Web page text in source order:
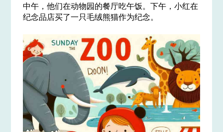
中午，他们在动物园的餐厅吃午饭。下午，小红在
纪念品店买了一只毛绒熊猫作为纪念。